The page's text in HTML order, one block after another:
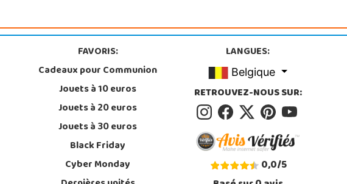
FAVORIS:
Cadeaux pour Communion
Jouets à 10 euros
Jouets à 20 euros
Jouets à 30 euros
Black Friday
Cyber Monday
LANGUES:
Belgique
RETROUVEZ-NOUS SUR:
0,0/5